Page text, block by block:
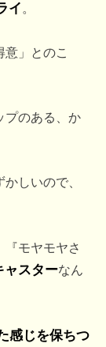
イ 。
意」とのこ
プのある、か
しいので、
モヤモヤさ
ャスターなん
感じを保ちつ